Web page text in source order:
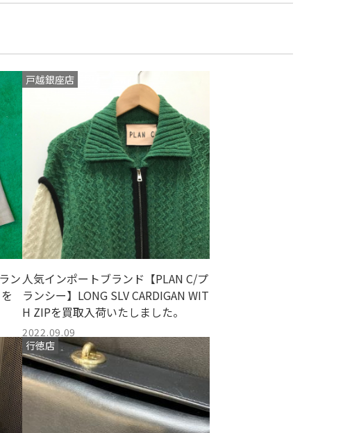
ン
戸越銀座店
人気インポートブランド【PLAN C/プ
ランシー】LONG SLV CARDIGAN WIT
H ZIPを買取入荷いたしました。
2022.09.09
行徳店